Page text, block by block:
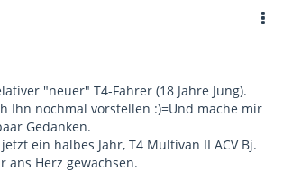
"neuer" T4-Fahrer (18 Jahre Jung).
Ihn nochmal vorstellen :)=Und mache mir
Gedanken.
ein halbes Jahr, T4 Multivan II ACV Bj.
ans Herz gewachsen.